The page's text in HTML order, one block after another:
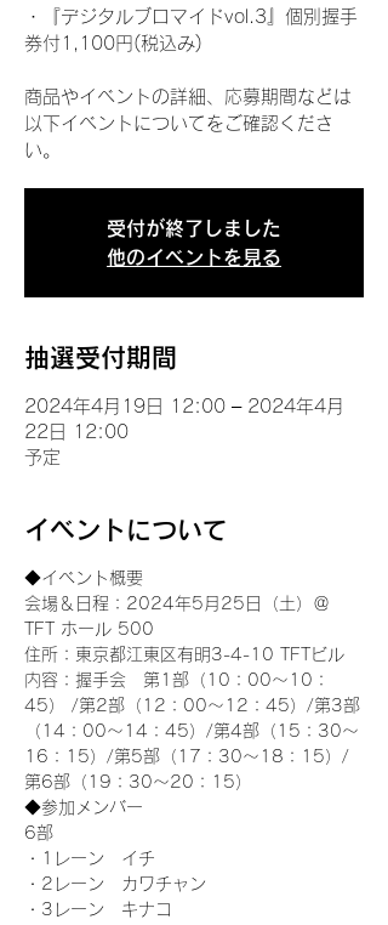
・『デジタルブロマイドvol.3』個別握手
券付1,100円(税込み)
商品やイベントの詳細、応募期間などは
以下イベントについてをご確認くださ
い。
受付が終了しました
他のイベントを見る
抽選受付期間
2024年4月19日 12:00 – 2024年4月
22日 12:00
予定
イベントについて
◆イベント概要
会場＆日程：2024年5月25日（土）＠
TFT ホール 500
住所：東京都江東区有明3-4-10 TFTビル
内容：握手会　第1部（10：00～10：
45） /第2部（12：00～12：45）/第3部
（14：00～14：45）/第4部（15：30～
16：15）/第5部（17：30～18：15）/
第6部（19：30～20：15）
◆参加メンバー
6部
・1レーン　イチ
・2レーン　カワチャン
・3レーン　キナコ